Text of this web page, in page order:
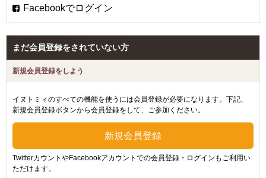
まだ会員登録をされていない方
新規会員登録をしよう
イヌトミィのすべての機能を使うには会員登録が必要になります。下記、
新規会員登録ボタンから会員登録をして、ご参加ください。
TwitterカウントやFacebookアカウントでの会員登録・ログインもご利用い
ただけます。